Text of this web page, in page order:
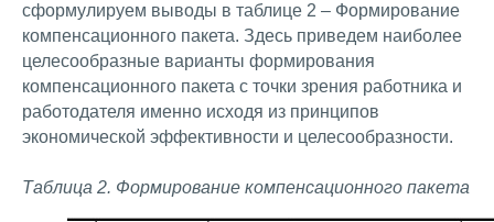
сформулируем выводы в таблице 2 – Формирование
компенсационного пакета. Здесь приведем наиболее
целесообразные варианты формирования
компенсационного пакета с точки зрения работника и
работодателя именно исходя из принципов
экономической эффективности и целесообразности.
Таблица 2. Формирование компенсационного пакета